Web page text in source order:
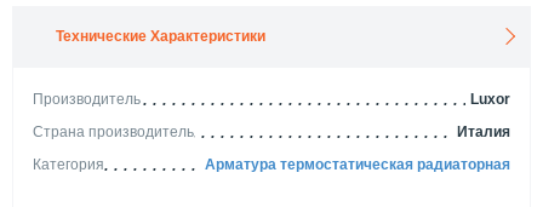
Технические Характеристики
Производитель
Luxor
Страна производитель
Италия
Категория
Арматура термостатическая радиаторная